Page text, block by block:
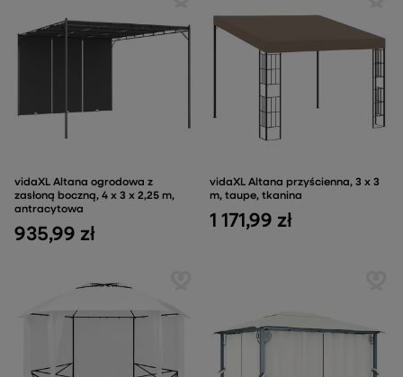
vidaXL Altana ogrodowa z
zasłoną boczną, 4 x 3 x 2,25 m,
antracytowa
935,99 zł
vidaXL Altana przyścienna, 3 x 3
m, taupe, tkanina
1 171,99 zł